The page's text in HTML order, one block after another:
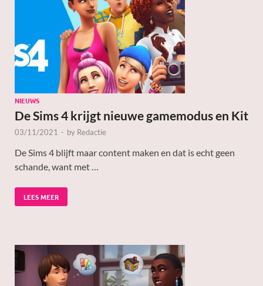
NIEUWS
De Sims 4 krijgt nieuwe gamemodus en Kit
03/11/2021 - by Redactie
De Sims 4 blijft maar content maken en dat is echt geen
schande, want met …
LEES MEER